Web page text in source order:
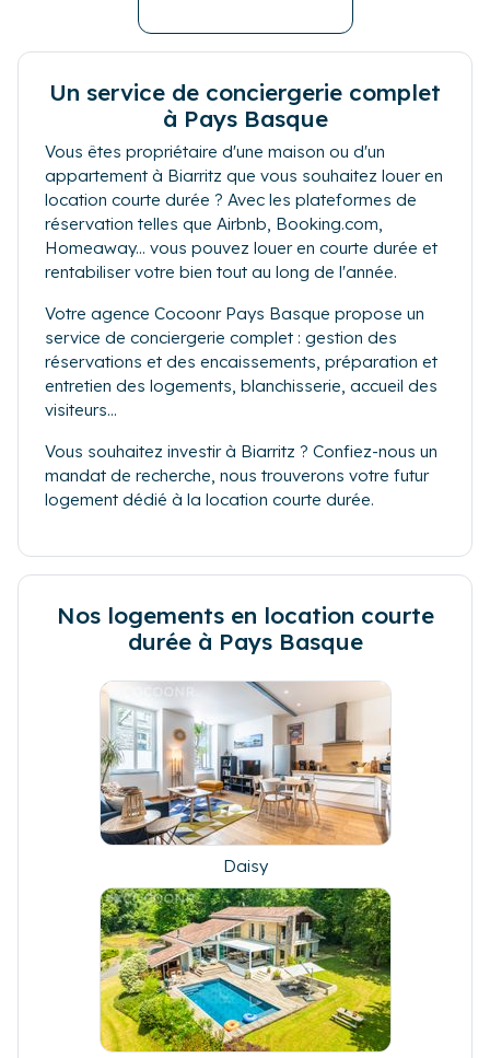
Un service de conciergerie complet
à Pays Basque
Vous êtes propriétaire d'une maison ou d'un
appartement à Biarritz que vous souhaitez louer en
location courte durée ? Avec les plateformes de
réservation telles que Airbnb, Booking.com,
Homeaway... vous pouvez louer en courte durée et
rentabiliser votre bien tout au long de l'année.
Votre agence Cocoonr Pays Basque propose un
service de conciergerie complet : gestion des
réservations et des encaissements, préparation et
entretien des logements, blanchisserie, accueil des
visiteurs...
Vous souhaitez investir à Biarritz ? Confiez-nous un
mandat de recherche, nous trouverons votre futur
logement dédié à la location courte durée.
Nos logements en location courte
durée à Pays Basque
Daisy